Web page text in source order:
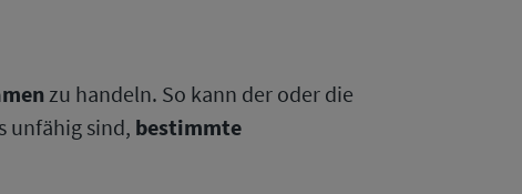
zu handeln. So kann der oder die
unfähig sind, bestimmte